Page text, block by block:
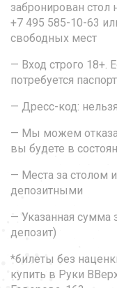
забронирован
+7 495 585-10-63
свободных мест
— Вход строго 18+.
потребуется паспорт
— Дресс-код:
— Мы можем
вы будете в
— Места за столом
депозитными
— Указанная сумма
депозит)
*билеты без
купить в Руки